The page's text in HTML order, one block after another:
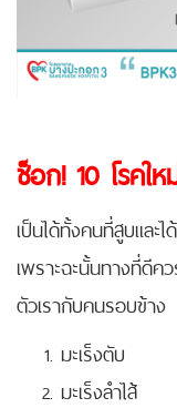
ช็อก! 10 โรคใ
เป็นได้ทั้งคนที่สูบและ
เพราะฉะนั้นทางที่ดี
ตัวเรากับคนรอบข้าง
มะเร็งตับ
มะเร็งลำไส้